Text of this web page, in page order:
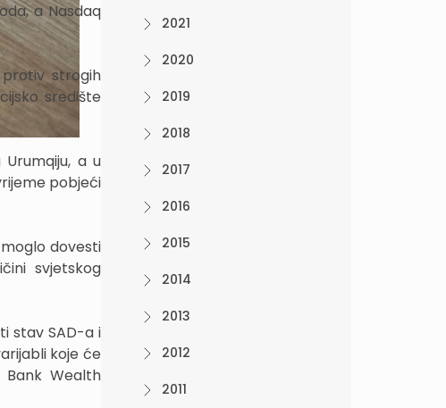
a Nasdaq
strogih
središte
a u
pobjeći
dovesti
svjetskog
stav SAD-a i
koje će
Bank Wealth
2021
2020
2019
2018
2017
2016
2015
2014
2013
2012
2011